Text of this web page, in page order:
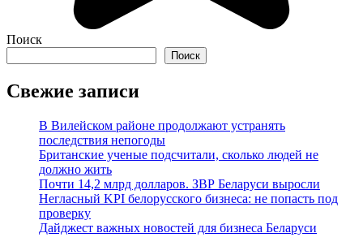
Поиск
Поиск
Свежие записи
В Вилейском районе продолжают устранять
последствия непогоды
Британские ученые подсчитали, сколько людей не
должно жить
Почти 14,2 млрд долларов. ЗВР Беларуси выросли
Негласный KPI белорусского бизнеса: не попасть под
проверку
Дайджест важных новостей для бизнеса Беларуси